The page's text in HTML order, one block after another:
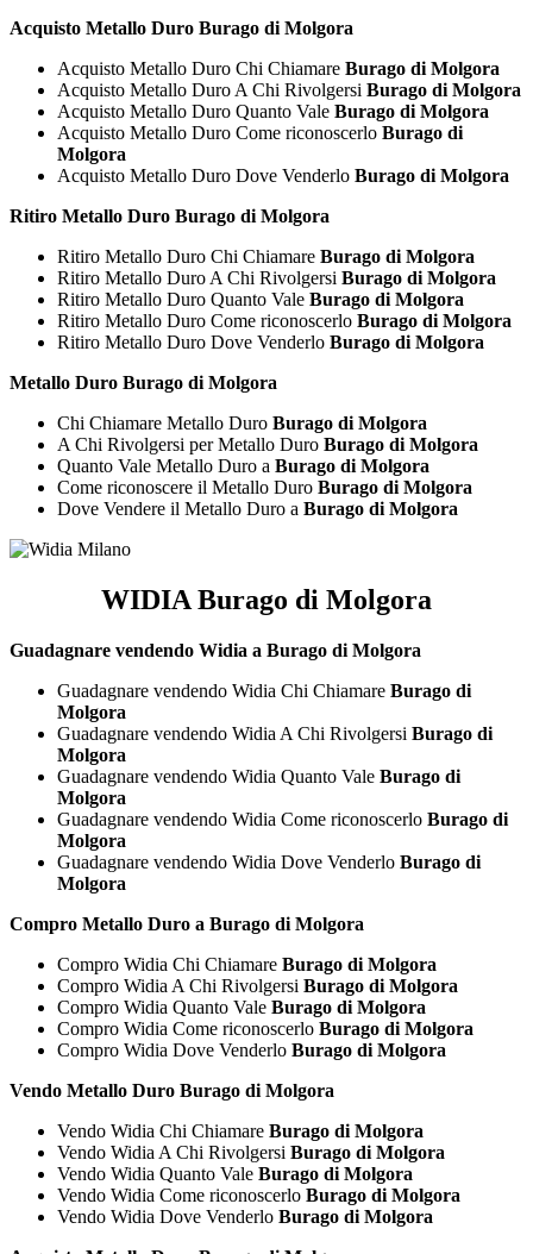
Acquisto Metallo Duro Burago di Molgora
Acquisto Metallo Duro Chi Chiamare Burago di Molgora
Acquisto Metallo Duro A Chi Rivolgersi Burago di Molgora
Acquisto Metallo Duro Quanto Vale Burago di Molgora
Acquisto Metallo Duro Come riconoscerlo Burago di
Molgora
Acquisto Metallo Duro Dove Venderlo Burago di Molgora
Ritiro Metallo Duro Burago di Molgora
Ritiro Metallo Duro Chi Chiamare Burago di Molgora
Ritiro Metallo Duro A Chi Rivolgersi Burago di Molgora
Ritiro Metallo Duro Quanto Vale Burago di Molgora
Ritiro Metallo Duro Come riconoscerlo Burago di Molgora
Ritiro Metallo Duro Dove Venderlo Burago di Molgora
Metallo Duro Burago di Molgora
Chi Chiamare Metallo Duro Burago di Molgora
A Chi Rivolgersi per Metallo Duro Burago di Molgora
Quanto Vale Metallo Duro a Burago di Molgora
Come riconoscere il Metallo Duro Burago di Molgora
Dove Vendere il Metallo Duro a Burago di Molgora
WIDIA Burago di Molgora
Guadagnare vendendo Widia a Burago di Molgora
Guadagnare vendendo Widia Chi Chiamare Burago di
Molgora
Guadagnare vendendo Widia A Chi Rivolgersi Burago di
Molgora
Guadagnare vendendo Widia Quanto Vale Burago di
Molgora
Guadagnare vendendo Widia Come riconoscerlo Burago di
Molgora
Guadagnare vendendo Widia Dove Venderlo Burago di
Molgora
Compro Metallo Duro a Burago di Molgora
Compro Widia Chi Chiamare Burago di Molgora
Compro Widia A Chi Rivolgersi Burago di Molgora
Compro Widia Quanto Vale Burago di Molgora
Compro Widia Come riconoscerlo Burago di Molgora
Compro Widia Dove Venderlo Burago di Molgora
Vendo Metallo Duro Burago di Molgora
Vendo Widia Chi Chiamare Burago di Molgora
Vendo Widia A Chi Rivolgersi Burago di Molgora
Vendo Widia Quanto Vale Burago di Molgora
Vendo Widia Come riconoscerlo Burago di Molgora
Vendo Widia Dove Venderlo Burago di Molgora